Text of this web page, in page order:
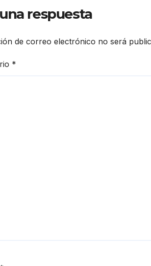
respuesta
de correo electrónico no será
*